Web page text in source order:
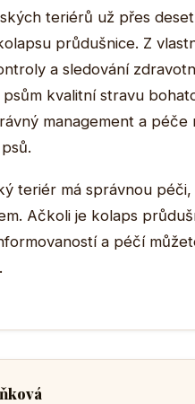
teriérů už přes
průdušnice. Z
a sledování
kvalitní stravu
management a
teriér má správnou
Ačkoli je kolaps
a péčí